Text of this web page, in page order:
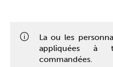
La ou les
appliquées à
commandées.